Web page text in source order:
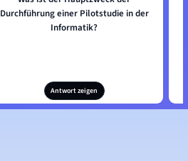
Durchführung einer Pilotstudie in der
Informatik?
Antwort zeigen